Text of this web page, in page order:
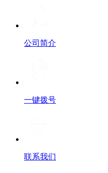
公司简介
一键拨号
联系我们